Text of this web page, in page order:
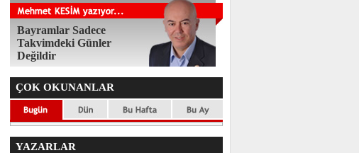
Bayramlar Sadece
Takvimdeki Günler
Değildir
ÇOK OKUNANLAR
YAZARLAR